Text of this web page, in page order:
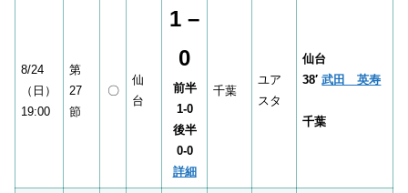
8/24
（日）
19:00
第
27
節
〇
仙
台
1 –
0
前半
1-0
後半
0-0
詳細
千葉
ユア
スタ
仙台
38′武田 英寿
千葉